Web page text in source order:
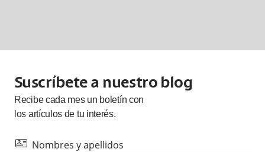
Suscríbete a nuestro blog
Recibe cada mesun boletín con
los artículos de tu interés.
id Nombres y apellidos